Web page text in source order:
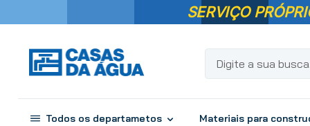
SERVIÇO
Digite a sua busca...
Todos os departametos Materiais para